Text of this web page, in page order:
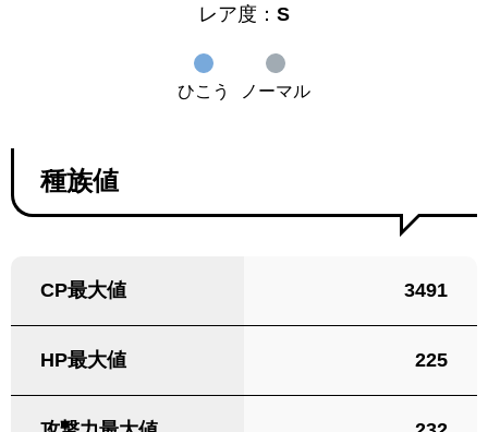
レア度： S
ひこう ノーマル
種族値
CP最大値 3491
HP最大値 225